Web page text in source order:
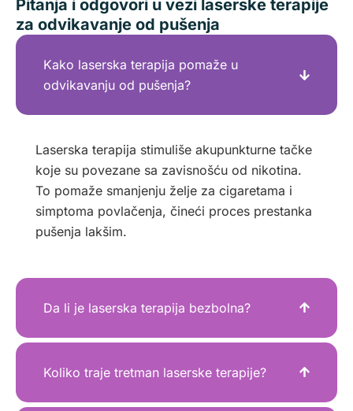
Pitanja i odgovori u vezi laserske terapije
za odvikavanje od pušenja
Kako laserska terapija pomaže u
odvikavanju od pušenja?
Laserska terapija stimuliše akupunkturne tačke
koje su povezane sa zavisnošću od nikotina.
To pomaže smanjenju želje za cigaretama i
simptoma povlačenja, čineći proces prestanka
pušenja lakšim.
Da li je laserska terapija bezbolna?
Koliko traje tretman laserske terapije?